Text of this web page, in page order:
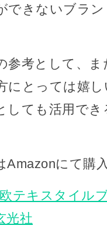
できないブラ
参考として、
にとっては嬉
しても活用で
にて購
テキスタイル
光社